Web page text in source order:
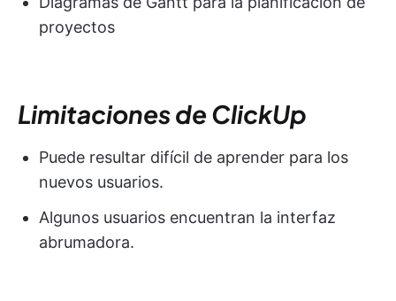
proyectos
Limitaciones de ClickUp
Puede resultar difícil de aprender para los
nuevos usuarios.
Algunos usuarios encuentran la interfaz
abrumadora.